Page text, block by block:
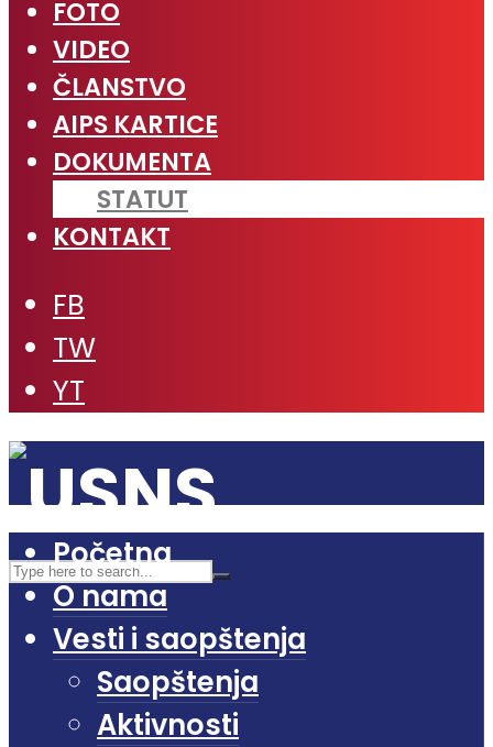
FOTO
VIDEO
ČLANSTVO
AIPS KARTICE
DOKUMENTA
STATUT
KONTAKT
FB
TW
YT
Početna
O nama
Vesti i saopštenja
Saopštenja
Aktivnosti